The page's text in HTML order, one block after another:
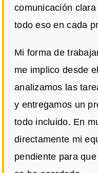
comunicación
todo eso en cada
Mi forma de
me implico desde
analizamos las
y entregamos un
todo incluido. En
directamente mi
pendiente para